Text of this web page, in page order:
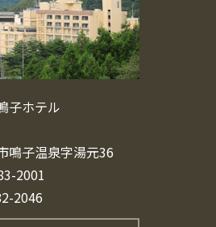
子ホテル
鳴子温泉字湯元36
2001
2046